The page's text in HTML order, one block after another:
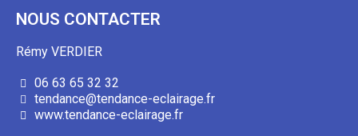
NOUS CONTACTER
Rémy VERDIER
06 63 65 32 32
tendance@tendance-eclairage.fr
www.tendance-eclairage.fr